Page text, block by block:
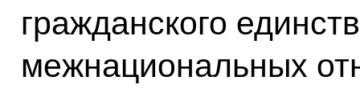
гражданского
межнациональных